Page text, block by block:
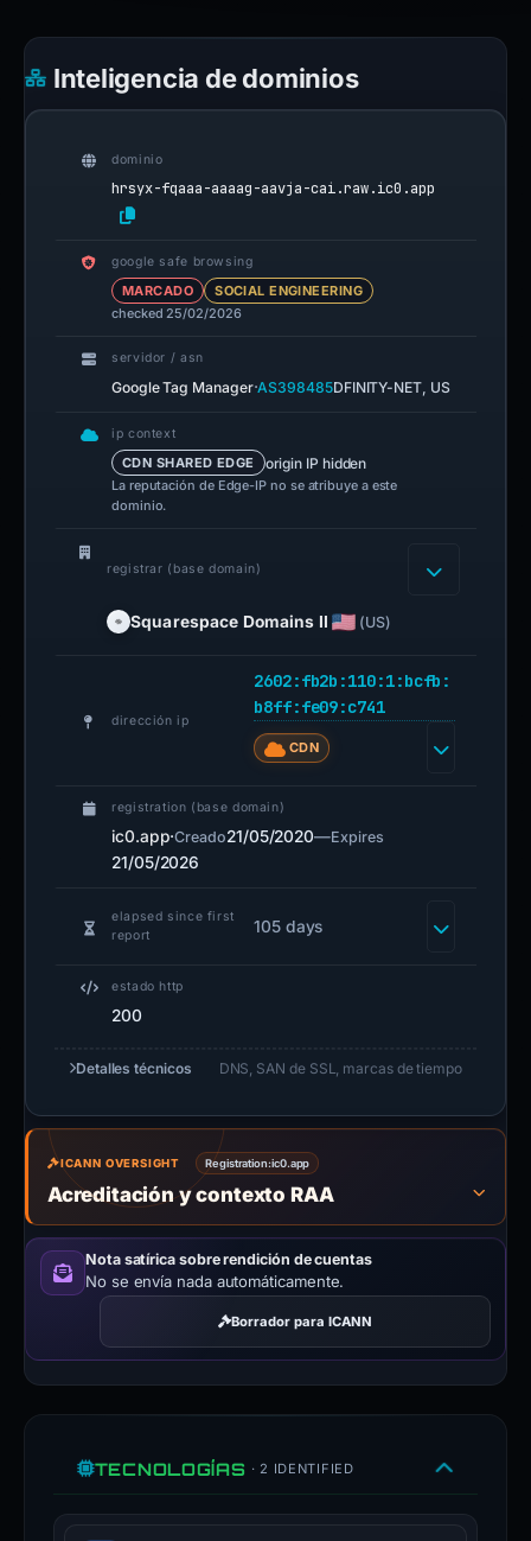
Inteligencia de dominios
dominio
hrsyx-fqaaa-aaaag-aavja-cai.raw.ic0.app
google safe browsing
MARCADO
SOCIAL ENGINEERING
checked 25/02/2026
servidor / asn
Google Tag Manager·AS398485DFINITY-NET, US
ip context
CDN SHARED EDGE origin IP hidden
La reputación de Edge-IP no se atribuye a este
dominio.
registrar (base domain)
Squarespace Domains II (US)
dirección ip
2602:fb2b:110:1:bcfb:
b8ff:fe09:c741
CDN
registration (base domain)
ic0.app·Creado21/05/2020—Expires
21/05/2026
elapsed since first
report
105 days
estado http
200
Detalles técnicos DNS, SAN de SSL, marcas de tiempo
ICANN OVERSIGHT Registration:ic0.app
Acreditación y contexto RAA
Nota satírica sobre rendición de cuentas
No se envía nada automáticamente.
Borrador para ICANN
TECNOLOGÍAS · 2 IDENTIFIED